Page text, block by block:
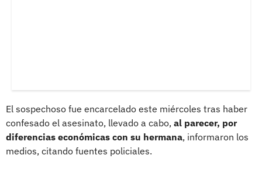
El sospechoso fue encarcelado este miércoles tras haber
confesado el asesinato, llevado a cabo, al parecer, por
diferencias económicas con su hermana, informaron los
medios, citando fuentes policiales.